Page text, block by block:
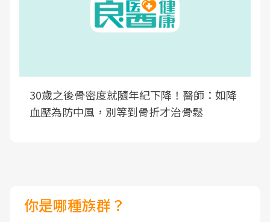
30歲之後骨密度就隨年紀下降！醫師：如降
血壓為防中風，別等到骨折才治骨鬆
你是哪種族群？